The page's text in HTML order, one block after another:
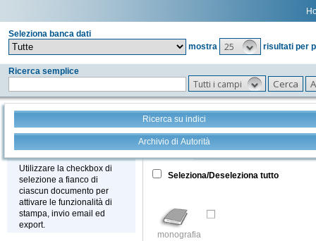
Seleziona banca dati
mostra
25 risultati per
Ricerca semplice
Tutti i campi
Ricerca su indici
Archivio di Autorità
Stampa - Email - Export
Utilizzare la checkbox di
selezione a fianco di
ciascun documento per
attivare le funzionalità di
stampa, invio email ed
export.
Tutto +
Seleziona/Deseleziona tutto
monografia